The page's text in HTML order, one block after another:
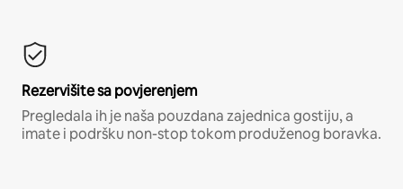
Rezervišite sa povjerenjem
Pregledala ih je naša pouzdana zajednica gostiju, a
imate i podršku non-stop tokom produženog boravka.